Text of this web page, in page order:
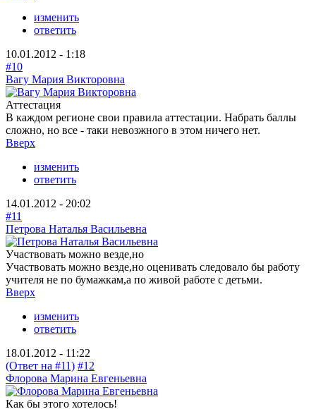
изменить
ответить
10.01.2012 - 1:18
#10
Вагу Мария Викторовна
Аттестация
В каждом регионе свои правила аттестации. Набрать баллы
сложно, но все - таки невозжного в этом ничего нет.
Вверх
изменить
ответить
14.01.2012 - 20:02
#11
Петрова Наталья Васильевна
Участвовать можно везде,но
Участвовать можно везде,но оценивать следовало бы работу
учителя не по бумажкам,а по живой работе с детьми.
Вверх
изменить
ответить
18.01.2012 - 11:22
(Ответ на #11) #12
Флорова Марина Евгеньевна
Как бы этого хотелось!